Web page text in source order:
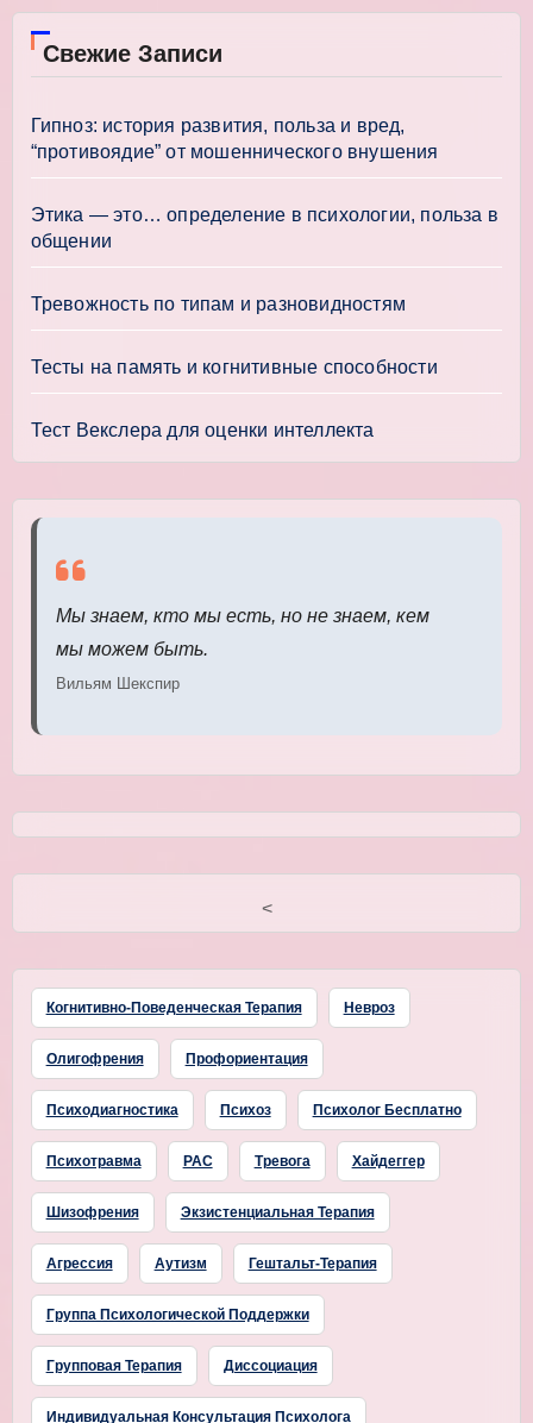
Свежие Записи
Гипноз: история развития, польза и вред,
“противоядие” от мошеннического внушения
Этика — это… определение в психологии, польза в
общении
Тревожность по типам и разновидностям
Тесты на память и когнитивные способности
Тест Векслера для оценки интеллекта
Мы знаем, кто мы есть, но не знаем, кем
мы можем быть.
Вильям Шекспир
<
Когнитивно-Поведенческая Терапия Невроз
Олигофрения Профориентация
Психодиагностика Психоз Психолог Бесплатно
Психотравма РАС Тревога Хайдеггер
Шизофрения Экзистенциальная Терапия
Агрессия Аутизм Гештальт-Терапия
Группа Психологической Поддержки
Групповая Терапия Диссоциация
Индивидуальная Консультация Психолога